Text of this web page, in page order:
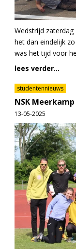
Wedstrijd zaterdag
het dan eindelijk
was het tijd voor
lees verder...
studentennieuws
NSK Meerkamp
13-05-2025